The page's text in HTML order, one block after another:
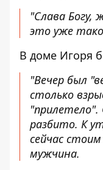
"Слава Богу,
это уже
В доме Игоря
"Вечер был
столько
"прилетело".
разбито. К
сейчас
мужчина.